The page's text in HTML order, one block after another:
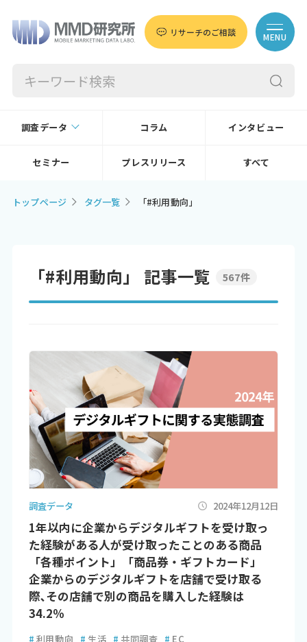
リサーチのご相談 MENU
調査データ コラム インタビュー
セミナー プレスリリース すべて
トップページ タグ一覧 「#利用動向」
「#利用動向」 記事一覧 567件
調査データ 2024年12月12日
1年以内に企業からデジタルギフトを受け取っ
た経験がある人が受け取ったことのある商品
「各種ポイント」「商品券・ギフトカード」
企業からのデジタルギフトを店舗で受け取る
際､その店舗で別の商品を購入した経験は
34.2％
# 利用動向 # 生活 # 共同調査 # EC